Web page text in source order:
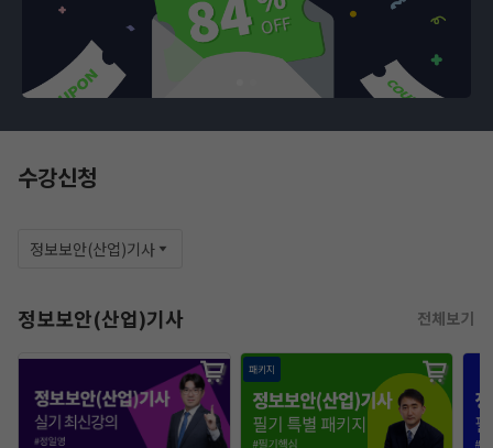
수강신청
정보보안(산업)기사
정보보안(산업)기사 전체보기
패키지